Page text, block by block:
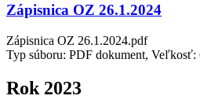
Zápisnica OZ 26.1.2024
Zápisnica OZ 26.1.2024.pdf
Typ súboru: PDF dokument, Veľkosť:
Rok 2023